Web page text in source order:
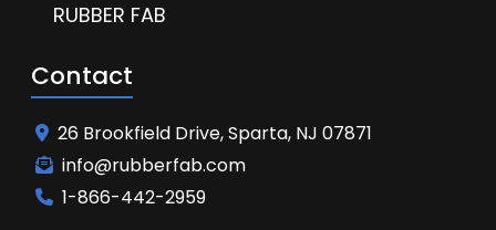
RUBBER FAB
Contact
26 Brookfield Drive, Sparta, NJ 07871
info@rubberfab.com
1-866-442-2959